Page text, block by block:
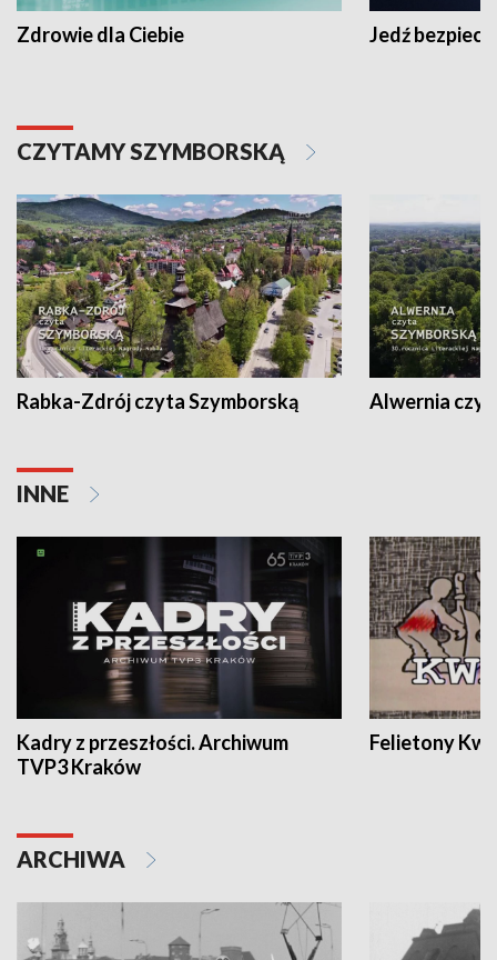
Zdrowie dla Ciebie Jedź
CZYTAMY SZYMBORSKĄ
Rabka-Zdrój czyta Szymborską Alwernia
INNE
Kadry z przeszłości. Archiwum
TVP3 Kraków
Felietony
ARCHIWA